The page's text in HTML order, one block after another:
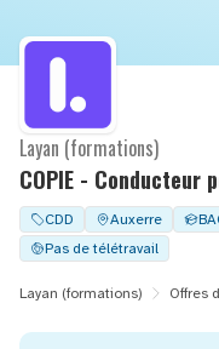
COPIE - Conducteur
Layan (formations)
CDD Auxerre
Pas de télétravail
Layan (formations) Offres